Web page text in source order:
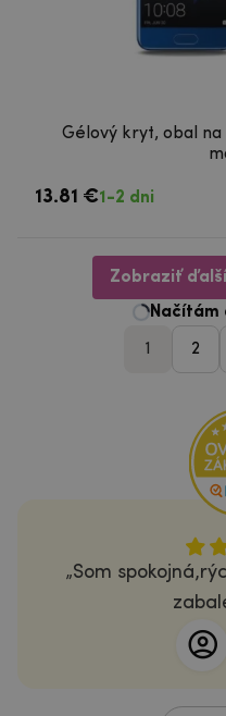
Gélový kryt, obal na
13.81 €1-2 dni
Zobraziť
1
Som